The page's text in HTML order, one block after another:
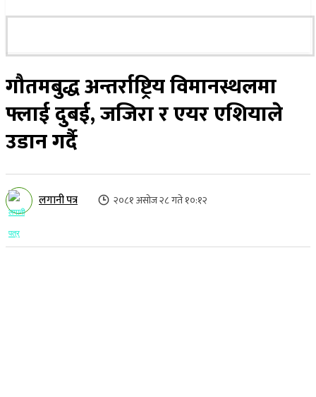
गौतमबुद्ध अन्तर्राष्ट्रिय विमानस्थलमा
फ्लाई दुबई, जजिरा र एयर एशियाले
उडान गर्दै
लगानी पत्र २०८१ असोज २८ गते १०:१२